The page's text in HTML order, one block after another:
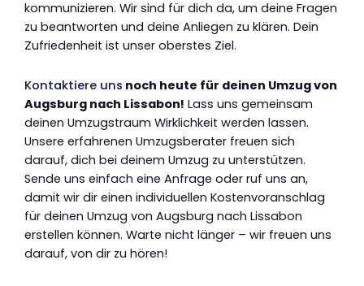
kommunizieren. Wir sind für dich da, um deine Fragen
zu beantworten und deine Anliegen zu klären. Dein
Zufriedenheit ist unser oberstes Ziel.
Kontaktiere uns noch heute für deinen Umzug von
Augsburg nach Lissabon! Lass uns gemeinsam
deinen Umzugstraum Wirklichkeit werden lassen.
Unsere erfahrenen Umzugsberater freuen sich
darauf, dich bei deinem Umzug zu unterstützen.
Sende uns einfach eine Anfrage oder ruf uns an,
damit wir dir einen individuellen Kostenvoranschlag
für deinen Umzug von Augsburg nach Lissabon
erstellen können. Warte nicht länger – wir freuen uns
darauf, von dir zu hören!